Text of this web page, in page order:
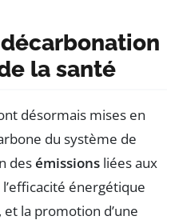
la santé
désormais mises en
du système de
desémissions liées aux
énergétique
la promotion d’une